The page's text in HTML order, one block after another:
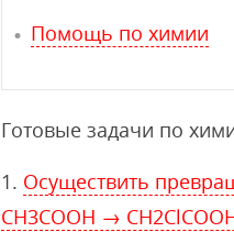
Помощь по химии
Готовые задачи по
Осуществить
СН3СООН →